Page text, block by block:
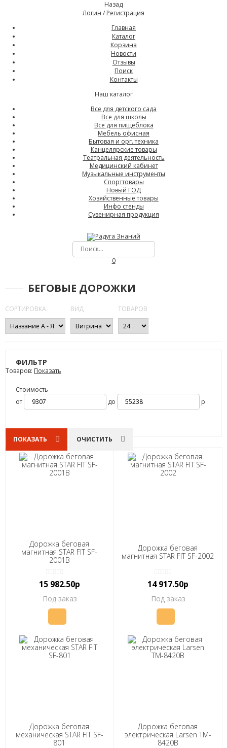
Назад
Логин / Регистрация
Главная
Каталог
Корзина
Новости
Отзывы
Поиск
Контакты
Наш каталог
Все для детского сада
Все для школы
Все для пищеблока
Мебель офисная
Бытовая и орг. техника
Канцелярские товары
Театральная деятельность
Медицинский кабинет
Музыкальные инструменты
Спорттовары
Новый ГОД
Хозяйственные товары
Инфо стенды
Сувенирная продукция
0
БЕГОВЫЕ ДОРОЖКИ
СОРТИРОВКА ВИД ТОВАРОВ
ФИЛЬТР
Товаров: Показать
Стоимость
от
до р
ПОКАЗАТЬ ОЧИСТИТЬ
Дорожка беговая
магнитная STAR FIT SF-
2001B
15 982.50р
Под заказ
Дорожка беговая
магнитная STAR FIT SF-2002
14 917.50р
Под заказ
Дорожка беговая
механическая STAR FIT SF-
801
Дорожка беговая
электрическая Larsen TM-
8420B